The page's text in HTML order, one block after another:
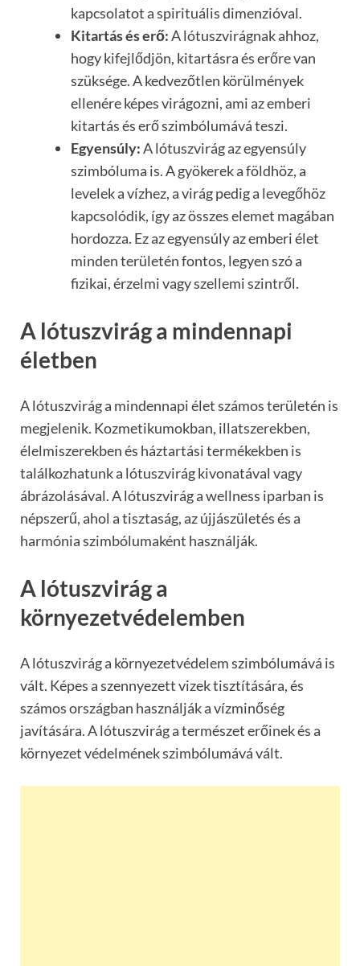
kapcsolatot a spirituális dimenzióval.
Kitartás és erő:A lótuszvirágnak ahhoz,
hogy kifejlődjön, kitartásra és erőre van
szüksége. A kedvezőtlen körülmények
ellenére képes virágozni, ami az emberi
kitartás és erő szimbólumává teszi.
Egyensúly:A lótuszvirág az egyensúly
szimbóluma is. A gyökerek a földhöz, a
levelek a vízhez, a virág pedig a levegőhöz
kapcsolódik, így az összes elemet magában
hordozza. Ez az egyensúly az emberi élet
minden területén fontos, legyen szó a
fizikai, érzelmi vagy szellemi szintről.
A lótuszvirág a mindennapi
életben
A lótuszvirág a mindennapi élet számos területén is
megjelenik. Kozmetikumokban, illatszerekben,
élelmiszerekben és háztartási termékekben is
találkozhatunk a lótuszvirág kivonatával vagy
ábrázolásával. A lótuszvirág a wellness iparban is
népszerű, ahol a tisztaság, az újjászületés és a
harmónia szimbólumaként használják.
A lótuszvirág a
környezetvédelemben
A lótuszvirág a környezetvédelem szimbólumává is
vált. Képes a szennyezett vizek tisztítására, és
számos országban használják a vízminőség
javítására. A lótuszvirág a természet erőinek és a
környezet védelmének szimbólumává vált.